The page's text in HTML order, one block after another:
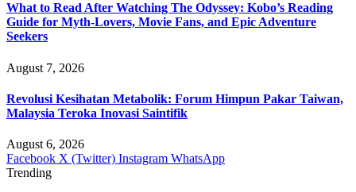
What to Read After Watching The Odyssey: Kobo’s Reading
Guide for Myth-Lovers, Movie Fans, and Epic Adventure
Seekers
August 7, 2026
Revolusi Kesihatan Metabolik: Forum Himpun Pakar Taiwan,
Malaysia Teroka Inovasi Saintifik
August 6, 2026
Facebook X (Twitter) Instagram WhatsApp
Trending